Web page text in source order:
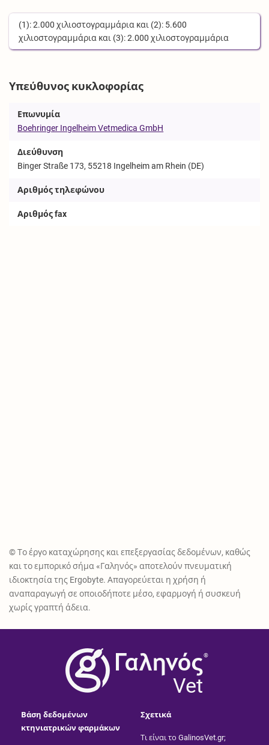
(1):2.000 χιλιοστογραμμάρια και (2): 5.600
χιλιοστογραμμάρια και (3):2.000 χιλιοστογραμμάρια
Υπεύθυνος κυκλοφορίας
Επωνυμία
Boehringer Ingelheim Vetmedica GmbH
Διεύθυνση
Binger Straße 173, 55218 Ingelheim am Rhein (DE)
Αριθμός τηλεφώνου
Αριθμός fax
© Το έργο καταχώρησης και επεξεργασίας δεδομένων, καθώς
και το εμπορικό σήμα «Γαληνός» αποτελούν πνευματική
ιδιοκτησία της Ergobyte. Απαγορεύεται η χρήση ή
αναπαραγωγή σε οποιοδήποτε μέσο, εφαρμογή ή συσκευή
χωρίς γραπτή άδεια.
®
Vet
Βάση δεδομένων
κτηνιατρικών φαρμάκων
Σχετικά
Τι είναι το GalinosVet.gr;